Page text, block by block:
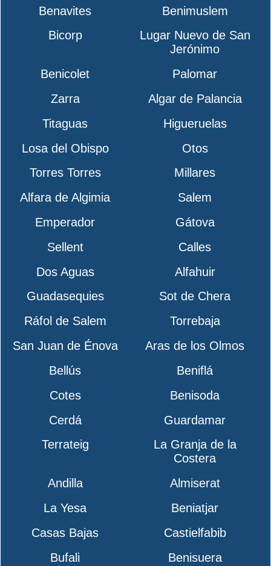
Benavites
Benimuslem
Bicorp
Lugar Nuevo de San
Jerónimo
Benicolet
Palomar
Zarra
Algar de Palancia
Titaguas
Higueruelas
Losa del Obispo
Otos
Torres Torres
Millares
Alfara de Algimia
Salem
Emperador
Gátova
Sellent
Calles
Dos Aguas
Alfahuir
Guadasequies
Sot de Chera
Ráfol de Salem
Torrebaja
San Juan de Énova
Aras de los Olmos
Bellús
Beniflá
Cotes
Benisoda
Cerdá
Guardamar
Terrateig
La Granja de la
Costera
Andilla
Almiserat
La Yesa
Beniatjar
Casas Bajas
Castielfabib
Bufali
Benisuera